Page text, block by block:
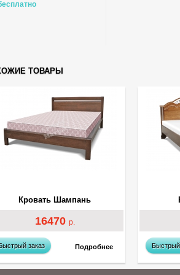
ТОВАРЫ
16470 р.
Кровать Шампань
Подробнее
заказ Быстрый